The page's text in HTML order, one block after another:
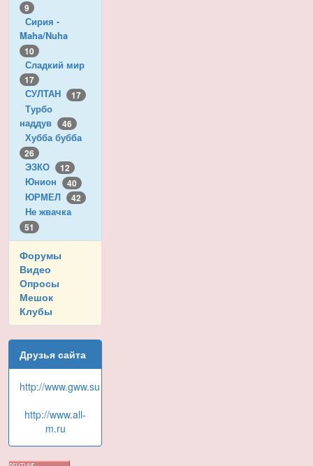
9
Сирия -
Maha/Nuha
10
Сладкий мир
17
СУЛТАН 17
Турбо
наддув
46
Хубба бубба
26
ЭЗКО 12
Юнион 40
ЮРМЕЛ 42
Не жвачка
51
Форумы
Видео
Опросы
Мешок
Клубы
Друзья сайта
http://www.gww.su
http://www.all-
m.ru